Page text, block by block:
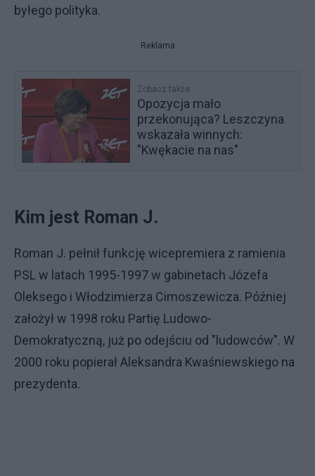
byłego polityka.
Reklama
Zobacz także
Opozycja mało
przekonująca? Leszczyna
wskazała winnych:
"Kwękacie na nas"
Kim jest Roman J.
Roman J. pełnił funkcję wicepremiera z ramienia
PSL w latach 1995-1997 w gabinetach Józefa
Oleksego i Włodzimierza Cimoszewicza. Później
założył w 1998 roku Partię Ludowo-
Demokratyczną, już po odejściu od "ludowców". W
2000 roku popierał Aleksandra Kwaśniewskiego na
prezydenta.